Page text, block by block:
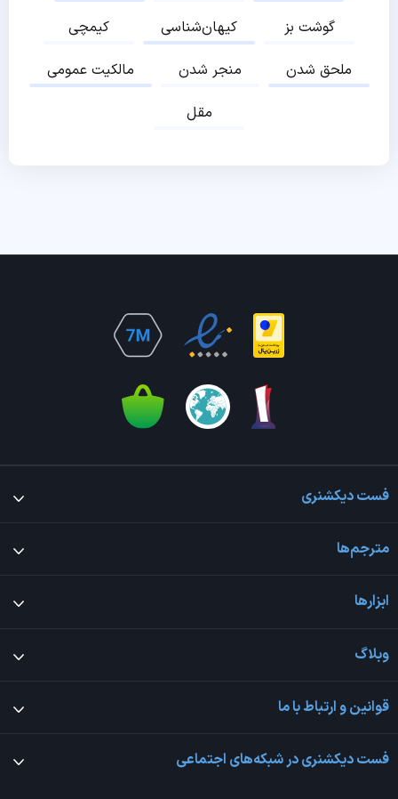
کیمچی
کیهان‌شناسی
گوشت بز
مالکیت عمومی
منجر شدن
ملحق شدن
مقل
فست دیکشنری
مترجم‌ها
ابزارها
وبلاگ
قوانین و ارتباط با ما
فست دیکشنری در شبکه‌های اجتماعی